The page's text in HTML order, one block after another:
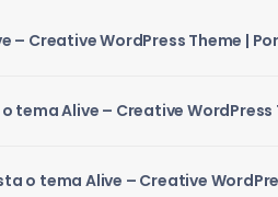
– Creative WordPress Theme |
tema Alive – Creative
o tema Alive – Creative